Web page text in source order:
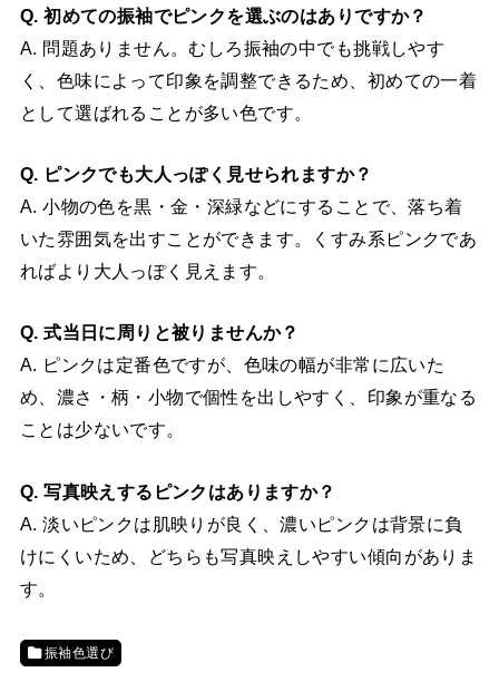
Q. 初めての振袖でピンクを選ぶのはありですか？
A. 問題ありません。むしろ振袖の中でも挑戦しやす
く、色味によって印象を調整できるため、初めての一着
として選ばれることが多い色です。
Q. ピンクでも大人っぽく見せられますか？
A. 小物の色を黒・金・深緑などにすることで、落ち着
いた雰囲気を出すことができます。くすみ系ピンクであ
ればより大人っぽく見えます。
Q. 式当日に周りと被りませんか？
A. ピンクは定番色ですが、色味の幅が非常に広いた
め、濃さ・柄・小物で個性を出しやすく、印象が重なる
ことは少ないです。
Q. 写真映えするピンクはありますか？
A. 淡いピンクは肌映りが良く、濃いピンクは背景に負
けにくいため、どちらも写真映えしやすい傾向がありま
す。
振袖色選び